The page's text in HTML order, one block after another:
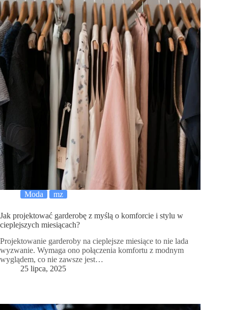
Moda mz
Jak projektować garderobę z myślą o komforcie i stylu w
cieplejszych miesiącach?
Projektowanie garderoby na cieplejsze miesiące to nie lada
wyzwanie. Wymaga ono połączenia komfortu z modnym
wyglądem, co nie zawsze jest…
25 lipca, 2025